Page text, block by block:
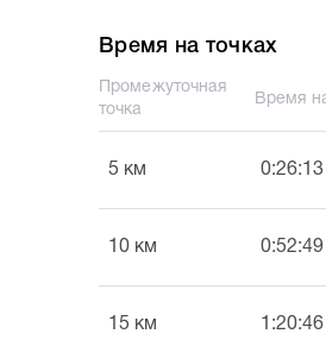
Время на точках
Промежуточная
точка
Время
5 км 0:26:13
10 км 0:52:49
15 км 1:20:46